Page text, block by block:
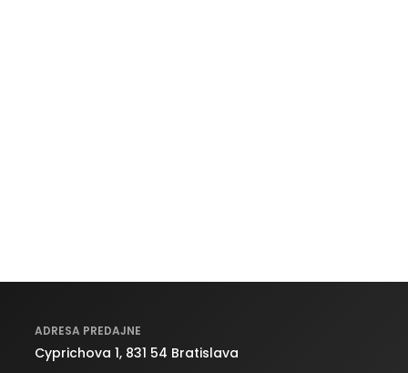
ADRESA PREDAJNE
Cyprichova 1, 831 54 Bratislava